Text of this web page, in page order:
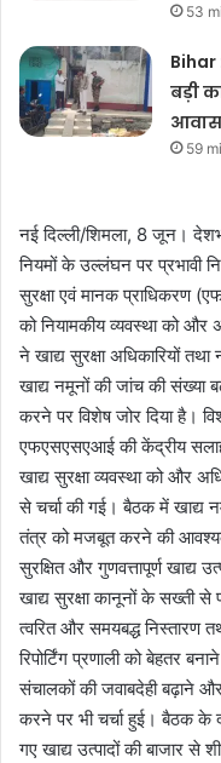
53
Bihar
बड़ी
आवास
59
नई दिल्ली/शिमला, 8 जून।
नियमों के उल्लंघन पर प्रभावी
सुरक्षा एवं मानक प्राधिकरण
को नियामकीय व्यवस्था को
ने खाद्य सुरक्षा अधिकारियों
खाद्य नमूनों की जांच की संख्या
करने पर विशेष जोर दिया है।
एफएसएसएआई की केंद्रीय
खाद्य सुरक्षा व्यवस्था को और
से चर्चा की गई। बैठक में खाद्य
तंत्र को मजबूत करने की
सुरक्षित और गुणवत्तापूर्ण
खाद्य सुरक्षा कानूनों के सख्ती
त्वरित और समयबद्ध निस्तारण
रिपोर्टिंग प्रणाली को बेहतर
संचालकों की जवाबदेही बढ़ाने
करने पर भी चर्चा हुई। बैठक के
गए खाद्य उत्पादों की बाजार से